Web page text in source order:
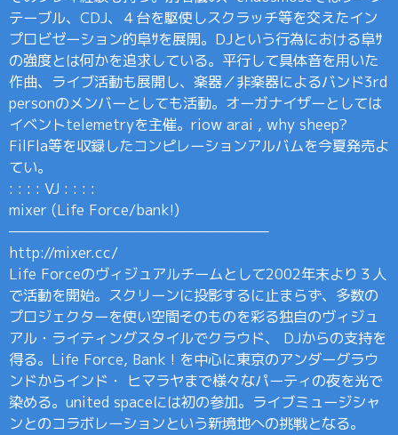
テーブル、CDJ、４台を駆使しスクラッチ等を交えたイン
プロビゼーション的阜ｻを展開。DJという行為における阜ｻ
の強度とは何かを追求している。平行して具体音を用いた
作曲、ライブ活動も展開し、楽器／非楽器によるバンド3rd
personのメンバーとしても活動。オーガナイザーとしては
イベントtelemetryを主催。riow arai , why sheep?
FilFla等を収録したコンピレーションアルバムを今夏発売よ
てい。
: : : : VJ : : : :
mixer (Life Force/bank!)
———————————————————–
http://mixer.cc/
Life Forceのヴィジュアルチームとして2002年末より３人
で活動を開始。スクリーンに投影するに止まらず、多数の
プロジェクターを使い空間そのものを彩る独自のヴィジュ
アル・ライティングスタイルでクラウド、 DJからの支持を
得る。Life Force, Bank ! を中心に東京のアンダーグラウ
ンドからインド・ ヒマラヤまで様々なパーティの夜を光で
染める。united spaceには初の参加。ライブミュージシャ
ンとのコラボレーションという新境地への挑戦となる。